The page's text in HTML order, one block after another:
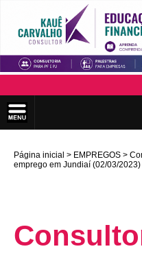
Página inicial EMPREGOS
emprego em Jundiaí (02/03/2023)